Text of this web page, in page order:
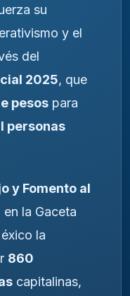
su
y el
del
2025, que
pesos para
personas
y Fomento al
en la Gaceta
la
860
capitalinas,